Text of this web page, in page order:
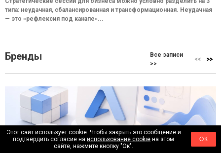
типа: неудачная, сбалансированная и трансформационная. Неудачная
— это «рефлексия под канапе»...
Бренды
Все записи
>>
Почему крупные бренды больше не меняют логотипы
Этот сайт использует cookie. Чтобы закрыть это сообщение и
подтвердить согласие наиспользование cookie на этом
сайте, нажмите кнопку "Ок".
ОК